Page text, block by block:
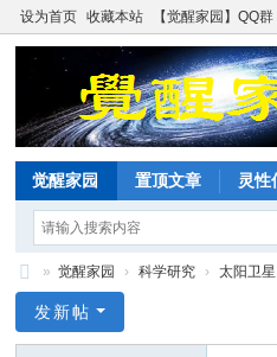
设为首页 收藏本站 【觉醒家园】QQ群
觉醒家园 置顶文章 灵性
醒
» 觉醒家园 › 科学研究 › 太阳卫
发新帖